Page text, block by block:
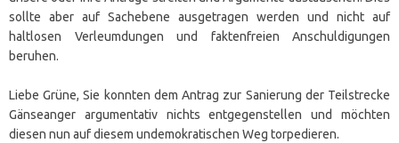
sollte aber auf Sachebene ausgetragen werden und nicht auf
haltlosen Verleumdungen und faktenfreien Anschuldigungen
beruhen.
Liebe Grüne, Sie konnten dem Antrag zur Sanierung der Teilstrecke
Gänseanger argumentativ nichts entgegenstellen und möchten
diesen nun auf diesem undemokratischen Weg torpedieren.